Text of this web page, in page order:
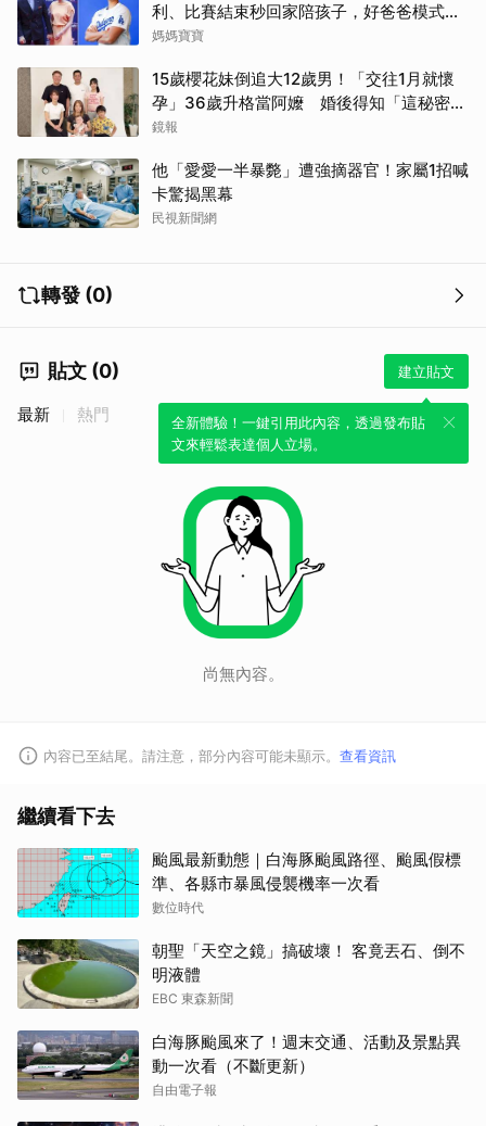
利、比賽結束秒回家陪孩子，好爸爸模式全
開
媽媽寶寶
15歲櫻花妹倒追大12歲男！「交往1月就懷
孕」36歲升格當阿嬤 婚後得知「這秘密」
傻眼了
鏡報
他「愛愛一半暴斃」遭強摘器官！家屬1招喊
卡驚揭黑幕
民視新聞網
轉發 (0)
貼文 (0) 建立貼文
全新體驗！一鍵引用此內容，透過發布貼
文來輕鬆表達個人立場。
最新 熱門
尚無內容。
內容已至結尾。請注意，部分內容可能未顯示。 查看資訊
繼續看下去
颱風最新動態｜白海豚颱風路徑、颱風假標
準、各縣市暴風侵襲機率一次看
數位時代
朝聖「天空之鏡」搞破壞！ 客竟丟石、倒不
明液體
EBC 東森新聞
白海豚颱風來了！週末交通、活動及景點異
動一次看（不斷更新）
自由電子報